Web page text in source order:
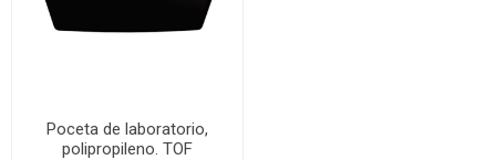
Poceta de laboratorio,
polipropileno. TOF